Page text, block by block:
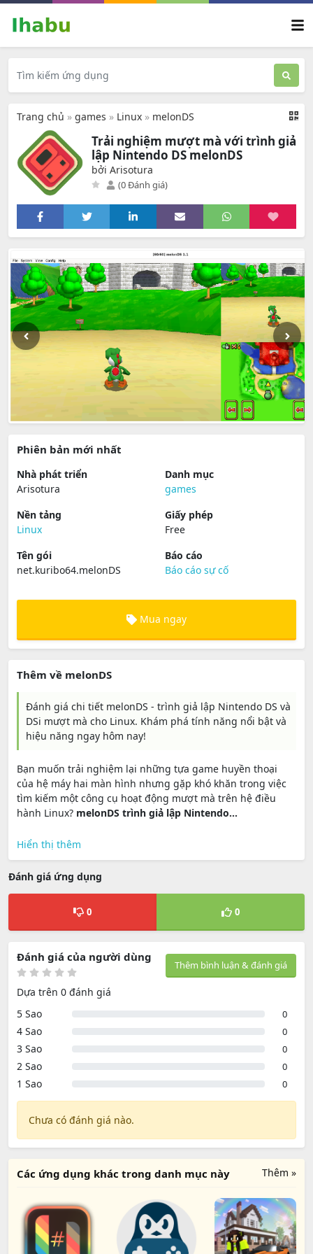
Trang chủ » games » Linux » melonDS
Trải nghiệm mượt mà với trình giả
lập Nintendo DS melonDS
bởi Arisotura
(0 Đánh giá)
Phiên bản mới nhất
Nhà phát triển
Arisotura
Danh mục
games
Nền tảng
Linux
Giấy phép
Free
Tên gói
net.kuribo64.melonDS
Báo cáo
Báo cáo sự cố
Mua ngay
Thêm về melonDS
Đánh giá chi tiết melonDS - trình giả lập Nintendo DS và
DSi mượt mà cho Linux. Khám phá tính năng nổi bật và
hiệu năng ngay hôm nay!
Bạn muốn trải nghiệm lại những tựa game huyền thoại
của hệ máy hai màn hình nhưng gặp khó khăn trong việc
tìm kiếm một công cụ hoạt động mượt mà trên hệ điều
hành Linux? melonDS trình giả lập Nintendo...
Hiển thị thêm
Đánh giá ứng dụng
0 0
Thêm bình luận & đánh giá
Đánh giá của người dùng
Dựa trên 0 đánh giá
5 Sao
0
4 Sao 0
3 Sao 0
2 Sao 0
1 Sao 0
Chưa có đánh giá nào.
Thêm »
Các ứng dụng khác trong danh mục này